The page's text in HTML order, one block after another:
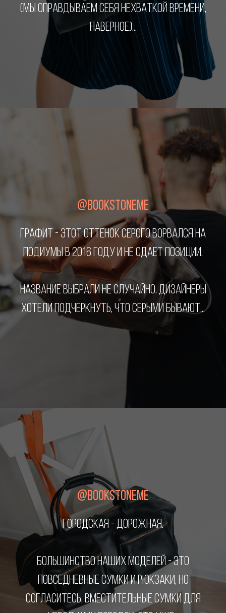
(МЫ ОПРАВДЫВАЕМ СЕБЯ НЕХВАТКОЙ ВРЕМЕНИ,
НАВЕРНОЕ)...
@BOOKSTONEME
ГРАФИТ - ЭТОТ ОТТЕНОК СЕРОГО ВОРВАЛСЯ НА
ПОДИУМЫ В 2016 ГОДУ И НЕ СДАЕТ ПОЗИЦИИ.
НАЗВАНИЕ ВЫБРАЛИ НЕ СЛУЧАЙНО. ДИЗАЙНЕРЫ
ХОТЕЛИ ПОДЧЕРКНУТЬ, ЧТО СЕРЫМИ БЫВАЮТ...
@BOOKSTONEME
ГОРОДСКАЯ - ДОРОЖНАЯ.
БОЛЬШИНСТВО НАШИХ МОДЕЛЕЙ - ЭТО
ПОВСЕДНЕВНЫЕ СУМКИ И РЮКЗАКИ, НО
СОГЛАСИТЕСЬ, ВМЕСТИТЕЛЬНЫЕ СУМКИ ДЛЯ